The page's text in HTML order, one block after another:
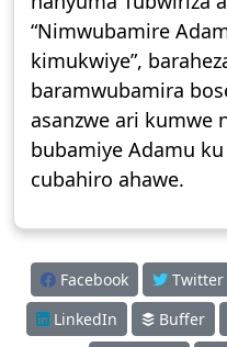
“Nimwubamire
kimukwiye”,
baramwubamira
asanzwe ari kumwe
bubamiye Adamu
cubahiro ahawe.
Facebook Twitter
LinkedIn
Buffer